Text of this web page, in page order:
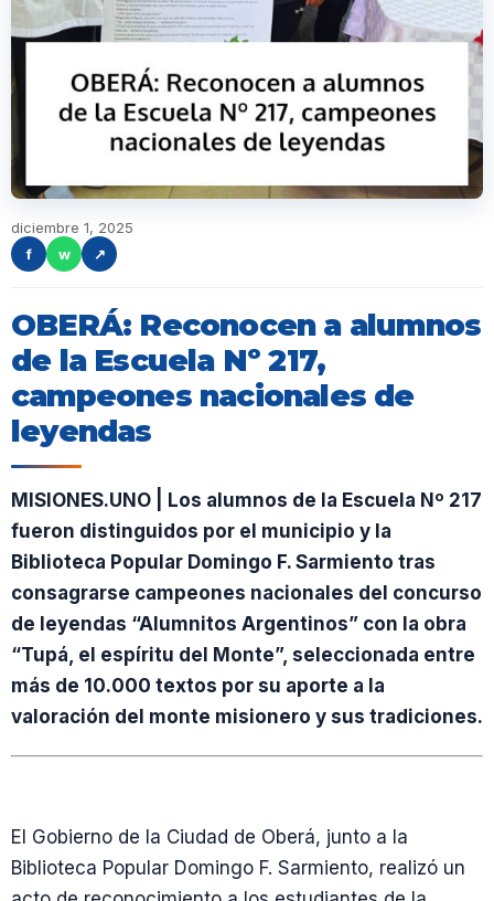
diciembre 1, 2025
f
w ↗
OBERÁ: Reconocen a alumnos
de la Escuela Nº 217,
campeones nacionales de
leyendas
MISIONES.UNO | Los alumnos de la Escuela Nº 217
fueron distinguidos por el municipio y la
Biblioteca Popular Domingo F. Sarmiento tras
consagrarse campeones nacionales del concurso
de leyendas “Alumnitos Argentinos” con la obra
“Tupá, el espíritu del Monte”, seleccionada entre
más de 10.000 textos por su aporte a la
valoración del monte misionero y sus tradiciones.
El Gobierno de la Ciudad de Oberá, junto a la
Biblioteca Popular Domingo F. Sarmiento, realizó un